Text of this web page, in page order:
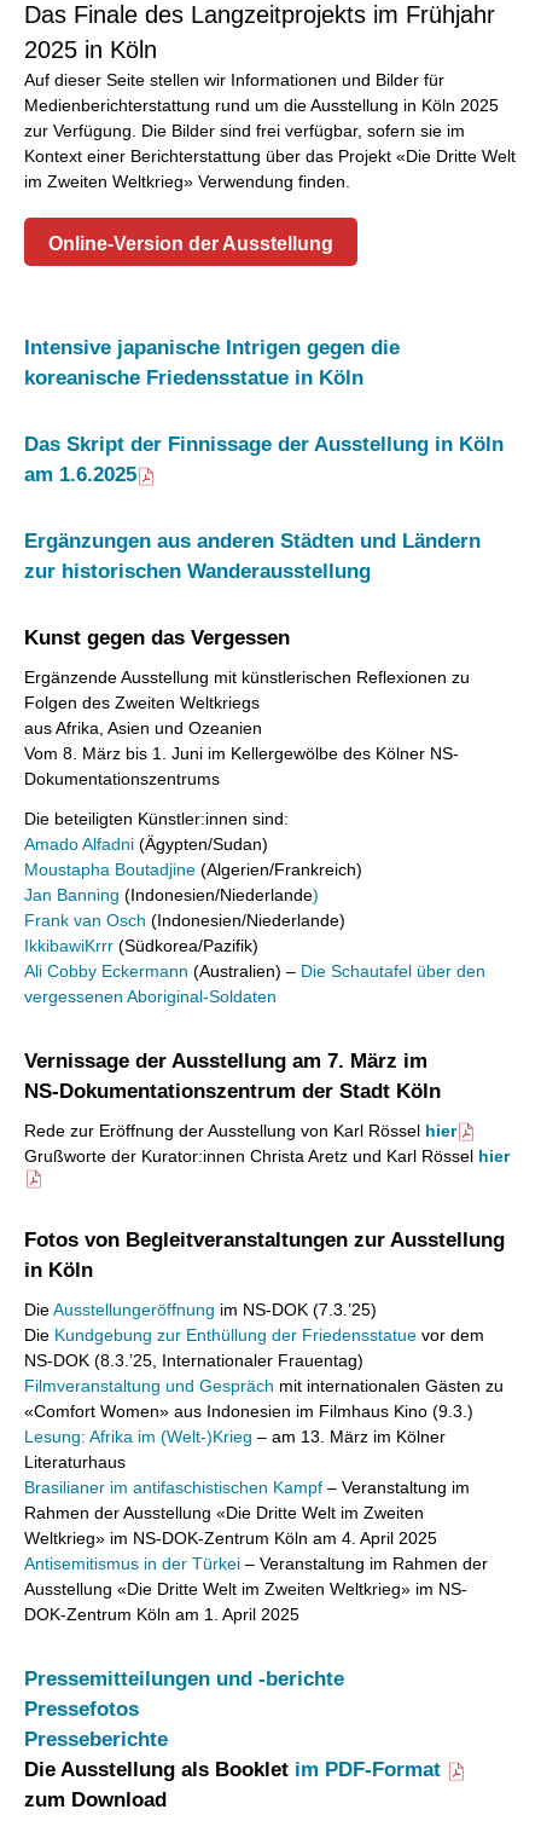
Das Finale des Langzeitprojekts im Frühjahr
2025 in Köln
Auf dieser Seite stellen wir Informationen und Bilder für
Medienberichterstattung rund um die Ausstellung in Köln 2025
zur Verfügung. Die Bilder sind frei verfügbar, sofern sie im
Kontext einer Berichterstattung über das Projekt «Die Dritte Welt
im Zweiten Weltkrieg» Verwendung finden.
Online-Version der Ausstellung
Intensive japanische Intrigen gegen die
koreanische Friedensstatue in Köln
Das Skript der Finnissage der Ausstellung in Köln
am 1.6.2025
Ergänzungen aus anderen Städten und Ländern
zur historischen Wanderausstellung
Kunst gegen das Vergessen
Ergänzende Ausstellung mit künstlerischen Reflexionen zu
Folgen des Zweiten Weltkriegs
aus Afrika, Asien und Ozeanien
Vom 8. März bis 1. Juni im Kellergewölbe des Kölner NS-
Dokumentationszentrums
Die beteiligten Künstler:innen sind:
Amado Alfadni (Ägypten/Sudan)
Moustapha Boutadjine (Algerien/Frankreich)
Jan Banning (Indonesien/Niederlande)
Frank van Osch (Indonesien/Niederlande)
IkkibawiKrrr (Südkorea/Pazifik)
Ali Cobby Eckermann (Australien) – Die Schautafel über den
vergessenen Aboriginal-Soldaten
Vernissage der Ausstellung am 7. März im
NS-Dokumentationszentrum der Stadt Köln
Rede zur Eröffnung der Ausstellung von Karl Rössel hier
Grußworte der Kurator:innen Christa Aretz und Karl Rössel hier
Fotos von Begleitveranstaltungen zur Ausstellung
in Köln
DieAusstellungeröffnung im NS-DOK (7.3.’25)
Die Kundgebung zur Enthüllung der Friedensstatue vor dem
NS-DOK (8.3.’25, Internationaler Frauentag)
Filmveranstaltung und Gespräch mit internationalen Gästen zu
«Comfort Women» aus Indonesien im Filmhaus Kino (9.3.)
Lesung: Afrika im (Welt-)Krieg – am 13. März im Kölner
Literaturhaus
Brasilianer im antifaschistischen Kampf – Veranstaltung im
Rahmen der Ausstellung «Die Dritte Welt im Zweiten
Weltkrieg» im NS-DOK-Zentrum Köln am 4. April 2025
Antisemitismus in der Türkei – Veranstaltung im Rahmen der
Ausstellung «Die Dritte Welt im Zweiten Weltkrieg» im NS-
DOK-Zentrum Köln am 1. April 2025
Pressemitteilungen und -berichte
Pressefotos
Presseberichte
Die Ausstellung als Booklet im PDF-Format
zum Download